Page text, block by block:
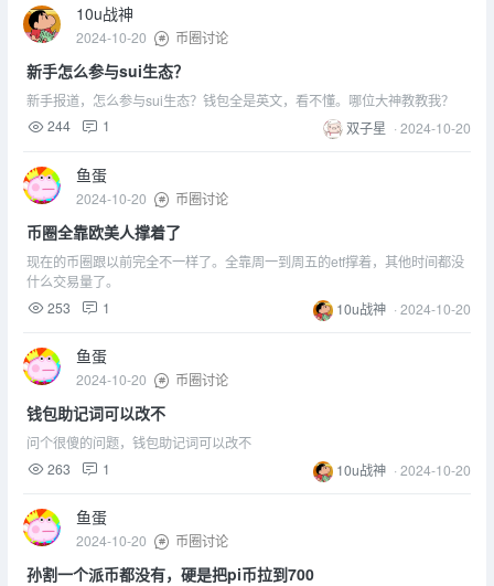
10u战神
2024-10-20 币圈讨论
新手怎么参与sui生态？
新手报道，怎么参与sui生态？钱包全是英文，看不懂。哪位大神教教我？
244
1 双子星 · 2024-10-20
鱼蛋
2024-10-20 币圈讨论
币圈全靠欧美人撑着了
现在的币圈跟以前完全不一样了。全靠周一到周五的etf撑着，其他时间都没
什么交易量了。
253
1 10u战神 · 2024-10-20
鱼蛋
2024-10-20 币圈讨论
钱包助记词可以改不
问个很傻的问题，钱包助记词可以改不
263
1 10u战神 · 2024-10-20
鱼蛋
2024-10-20 币圈讨论
孙割一个派币都没有，硬是把pi币拉到700